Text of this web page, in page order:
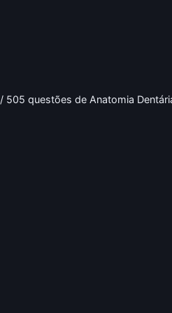
/ 505 questões de Anatomia